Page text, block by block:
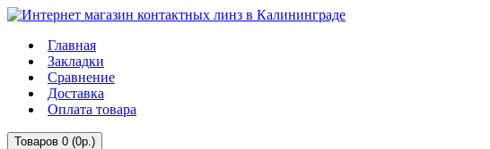
Главная
Закладки
Сравнение
Доставка
Оплата товара
Товаров 0 (0р.)